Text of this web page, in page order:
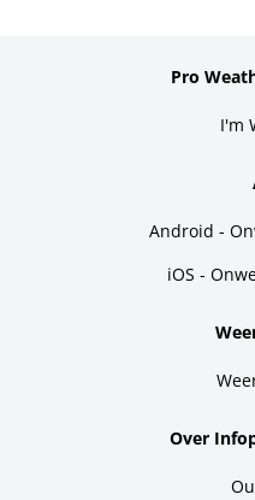
Pro
I'm
Android -
iOS -
Over